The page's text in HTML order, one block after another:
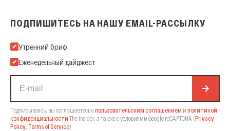
ПОДПИШИТЕСЬ НА НАШУ EMAIL-РАССЫЛКУ
Подпишитесь на нашу Email-рассылку
Утренний бриф
Еженедельный дайджест
Подписываясь, вы соглашаетесь спользовательским соглашением и политикой
конфиденциальности The Insider, а также с условиями Google reCAPTCHA (Privacy
Policy, Terms of Service).